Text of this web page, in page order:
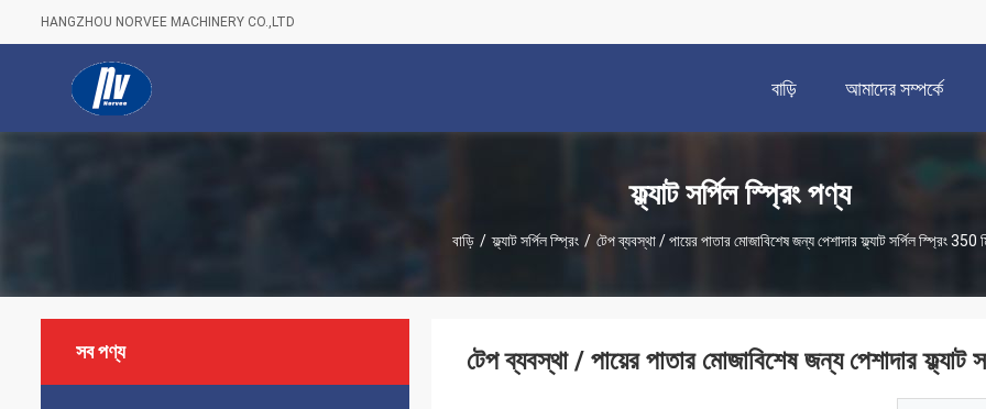
HANGZHOU NORVEE MACHINERY CO.,LTD
বাড়ি আমাদের সম্পর্কে
ফ্ল্যাট সর্পিল স্প্রিং পণ্য
বাড়ি / ফ্ল্যাট সর্পিল স্প্রিং / টেপ ব্যবস্থা / পায়ের পাতার মোজাবিশেষ জন্য পেশাদার ফ্ল্যাট সর্পিল স্প্রিং 350
সব পণ্য টেপ ব্যবস্থা / পায়ের পাতার মোজাবিশেষ জন্য পেশাদার ফ্ল্যাট